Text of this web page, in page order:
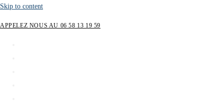
Skip to content
APPELEZ NOUS AU 06 58 13 19 59